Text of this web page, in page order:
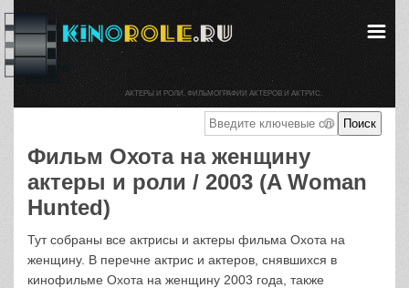
Фильм Охота на женщину
актеры и роли / 2003 (A Woman
Hunted)
Тут собраны все актрисы и актеры фильма Охота на
женщину. В перечне актрис и актеров, снявшихся в
кинофильме Охота на женщину 2003 года, также
АКТЕРЫ И РОЛИ. ФИЛЬМОГРАФИИ АКТЕРОВ И АКТРИС.